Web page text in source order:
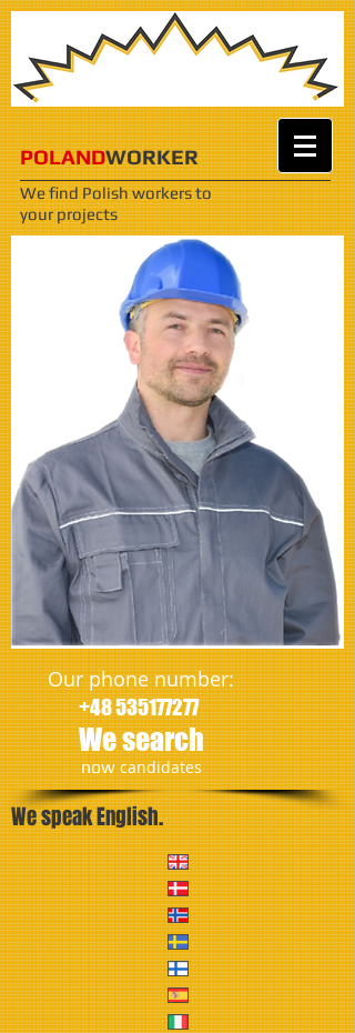
POLANDWORKER
We find Polish workersto
your projects
Our phone number:
+48 535177277
We search
​nowcandidates
We speak English.